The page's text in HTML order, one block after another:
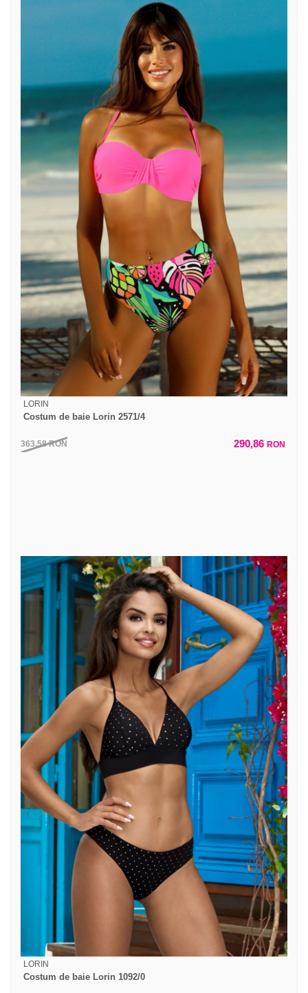
LORIN
Costum de baie Lorin 2571/4
363,58RON 290,86 RON
LORIN
Costum de baie Lorin 1092/0